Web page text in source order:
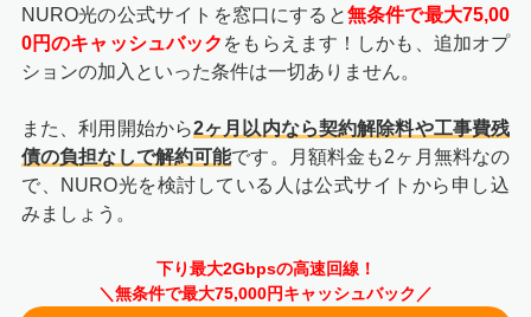
NURO光の公式サイトを窓口にすると無条件で最大75,00
0円のキャッシュバック をもらえます！しかも、追加オプ
ションの加入といった条件は一切ありません。
また、利用開始から2ヶ月以内なら契約解除料や工事費残
債の負担なしで解約可能です。月額料金も2ヶ月無料なの
で、NURO光を検討している人は公式サイトから申し込
みましょう。
下り最大2Gbpsの高速回線！
＼無条件で最大75,000円キャッシュバック／